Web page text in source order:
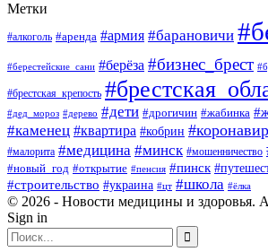
Метки
#алкоголь #аренда #армия #барановичи
#берестейские_сани #берёза #бизнес_брест
#брестская_крепость
#дед_мороз #дерево #дети #дрогичин #жабинка
#каменец #квартира #кобрин
#малорита #медицина #минск #мошенничество
#новый_год #открытие #пенсия #пинск
#строительство #украина #цт #школа #ёлка
© 2026 - Новости медицины и здоровья.
Sign in